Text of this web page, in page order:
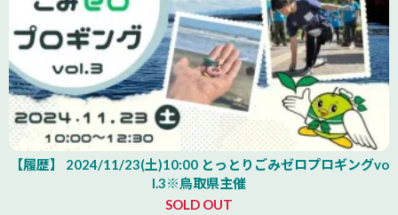
【履歴】 2024/11/23(土)10:00 とっとりごみゼロプロギングvo
l.3※鳥取県主催
SOLD OUT